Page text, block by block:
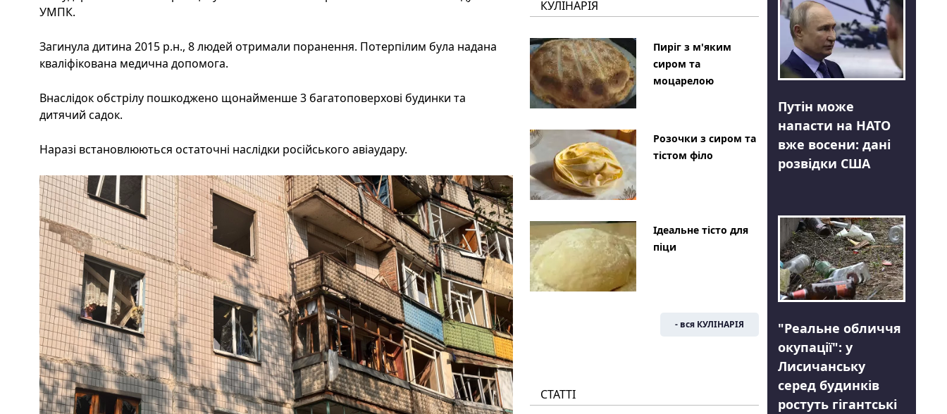
УМПК.
Загинула дитина 2015 р.н., 8 людей отримали поранення. Потерпілим була надана
кваліфікована медична допомога.
Внаслідок обстрілу пошкоджено щонайменше 3 багатоповерхові будинки та
дитячий садок.
Наразі встановлюються остаточні наслідки російського авіаудару.
КУЛІНАРІЯ
Пиріг з м'яким
сиром та
моцарелою
Розочки з сиром та
тістом філо
Ідеальне тісто для
піци
- вся КУЛІНАРІЯ
СТАТТІ
Путін може
напасти на НАТО
вже восени: дані
розвідки США
"Реальне обличчя
окупації": у
Лисичанську
серед будинків
ростуть гігантські